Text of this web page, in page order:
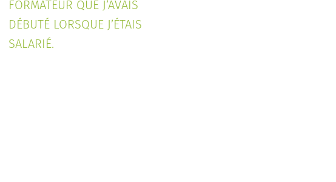
FORMATEUR QUE J’AVAIS
DÉBUTÉ LORSQUE J’ÉTAIS
SALARIÉ.